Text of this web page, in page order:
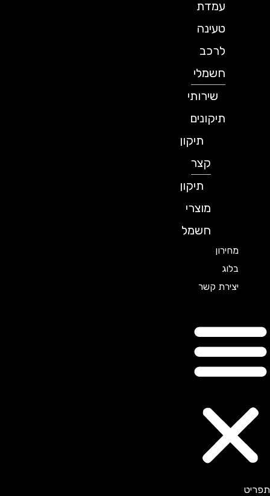
עמדת
טעינה
לרכב
חשמלי
שירותי
תיקונים
תיקון
תיקון
מוצרי
חשמל
מחירון
יצירת קשר